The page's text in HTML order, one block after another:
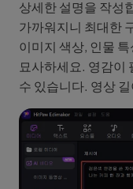
상세한 설명을 작성
가까워지니 최대한
이미지 색상, 인물
묘사하세요. 영감이
수 있습니다. 영상